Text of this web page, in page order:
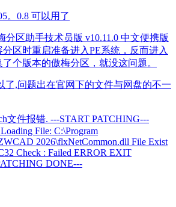
5。0.8 可以用了
分区助手技术员版 v10.11.0 中文便携版
区时重启准备进入PE系统，反而进入
个版本的傲梅分区，就没这问题。
了,问题出在官网下的文件与网盘的不一
文件报错. ---START PATCHING---
File: C:\Program
2026\flxNetCommon.dll File Exist
Check : Failed ERROR EXIT
DONE---